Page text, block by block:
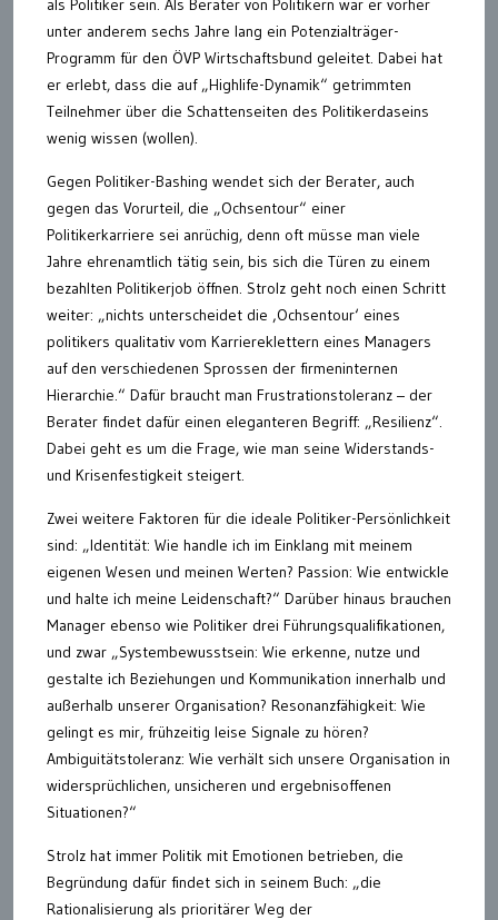
als Politiker sein. Als Berater von Politikern war er vorher
unter anderem sechs Jahre lang ein Potenzialträger-
Programm für den ÖVP Wirtschaftsbund geleitet. Dabei hat
er erlebt, dass die auf „Highlife-Dynamik“ getrimmten
Teilnehmer über die Schattenseiten des Politikerdaseins
wenig wissen (wollen).
Gegen Politiker-Bashing wendet sich der Berater, auch
gegen das Vorurteil, die „Ochsentour“ einer
Politikerkarriere sei anrüchig, denn oft müsse man viele
Jahre ehrenamtlich tätig sein, bis sich die Türen zu einem
bezahlten Politikerjob öffnen. Strolz geht noch einen Schritt
weiter: „nichts unterscheidet die ‚Ochsentour‘ eines
politikers qualitativ vom Karriereklettern eines Managers
auf den verschiedenen Sprossen der firmeninternen
Hierarchie.“ Dafür braucht man Frustrationstoleranz – der
Berater findet dafür einen eleganteren Begriff: „Resilienz“.
Dabei geht es um die Frage, wie man seine Widerstands-
und Krisenfestigkeit steigert.
Zwei weitere Faktoren für die ideale Politiker-Persönlichkeit
sind: „Identität: Wie handle ich im Einklang mit meinem
eigenen Wesen und meinen Werten? Passion: Wie entwickle
und halte ich meine Leidenschaft?“ Darüber hinaus brauchen
Manager ebenso wie Politiker drei Führungsqualifikationen,
und zwar „Systembewusstsein: Wie erkenne, nutze und
gestalte ich Beziehungen und Kommunikation innerhalb und
außerhalb unserer Organisation? Resonanzfähigkeit: Wie
gelingt es mir, frühzeitig leise Signale zu hören?
Ambiguitätstoleranz: Wie verhält sich unsere Organisation in
widersprüchlichen, unsicheren und ergebnisoffenen
Situationen?“
Strolz hat immer Politik mit Emotionen betrieben, die
Begründung dafür findet sich in seinem Buch: „die
Rationalisierung als prioritärer Weg der